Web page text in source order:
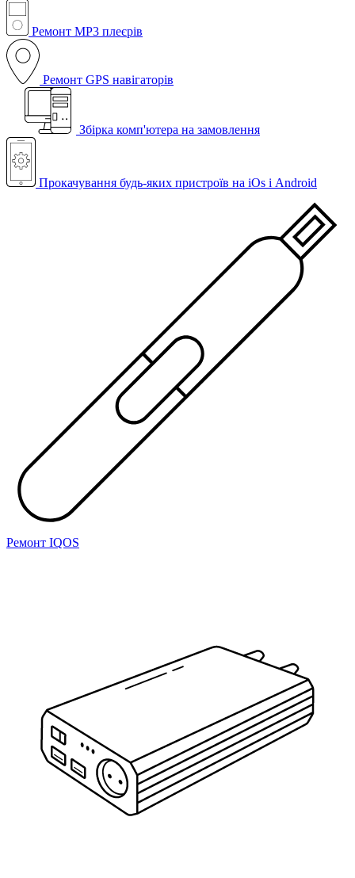
Ремонт MP3 плеєрів
Ремонт GPS навігаторів
Збірка комп'ютера на замовлення
Прокачування будь-яких пристроїв на iOs і Android
Ремонт IQOS